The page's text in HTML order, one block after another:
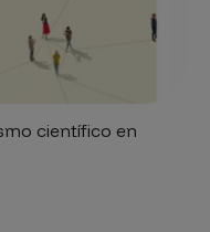
científico en